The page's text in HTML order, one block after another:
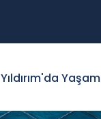
Yıldırım'da Yaşam